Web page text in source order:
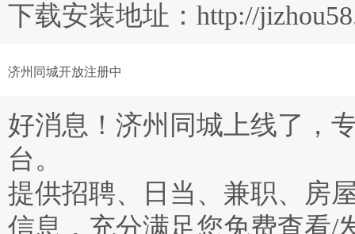
下载安装地址：http://
济州同城开放注册中
好消息！济州同城上线了，
台。
提供招聘、日当、兼职、房
信息，充分满足您免费查看/